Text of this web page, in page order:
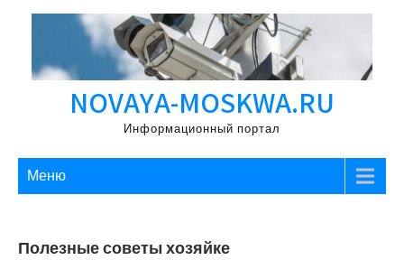
Перейти
содержимому
NOVAYA-MOSKWA.RU
Информационный портал
Меню
Полезные советы хозяйке